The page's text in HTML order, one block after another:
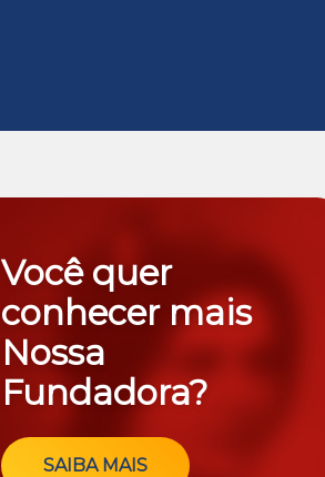
Você quer
conhecer mais
Nossa
Fundadora?
SAIBA MAIS